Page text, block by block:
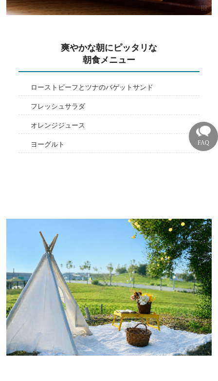
爽やかな朝にピッタリな
朝食メニュー
ローストビーフとツナのバゲットサンド
フレッシュサラダ
オレンジジュース
ヨーグルト